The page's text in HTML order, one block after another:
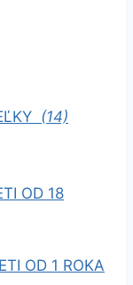
(14)
OD 18
OD 1 ROKA